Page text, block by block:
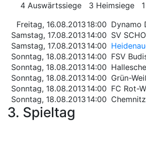
4 Auswärtssiege 3 Heimsiege 1
Freitag, 16.08.2013 18:00 Dynamo
Samstag, 17.08.2013 14:00 SV
Samstag, 17.08.2013 14:00
Sonntag, 18.08.2013 14:00 FSV
Sonntag, 18.08.2013 14:00
Sonntag, 18.08.2013 14:00 Grün-
Sonntag, 18.08.2013 14:00 FC Rot-
Sonntag, 18.08.2013 14:00
3. Spieltag